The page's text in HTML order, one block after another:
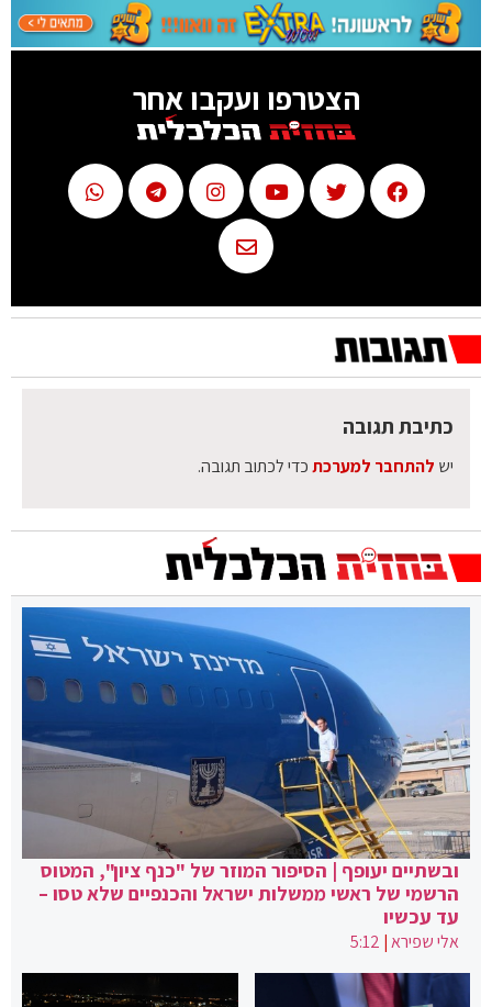
הצטרפו ועקבו אחר
כתיבת תגובה
יש להתחבר למערכתכדי לכתוב תגובה.
ובשתיים יעופף | הסיפור המוזר של "כנף ציון", המטוס
הרשמי של ראשי ממשלות ישראל והכנפיים שלא טסו –
עד עכשיו
אלי שפירא|
5:12